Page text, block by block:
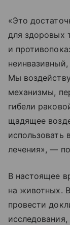
«Это
для здоровых
и
Мы
механизмы,
гибели
щадящее
использовать
лечения», —
В настоящее
на животных.
провести